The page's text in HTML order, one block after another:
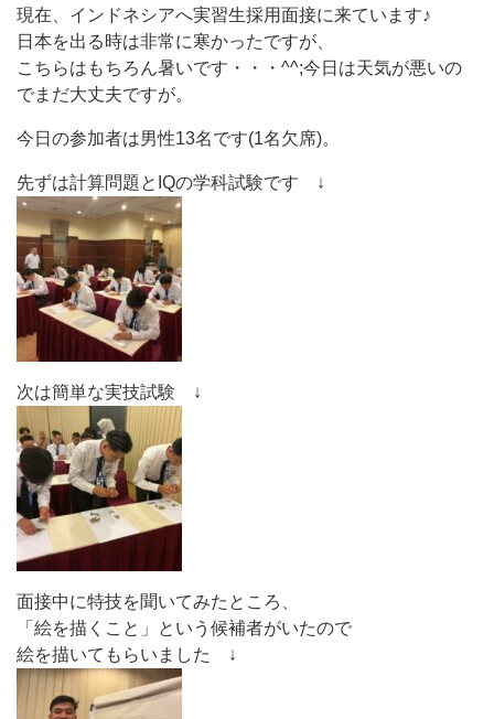
現在、インドネシアへ実習生採用面接に来ています♪
日本を出る時は非常に寒かったですが、
こちらはもちろん暑いです・・・^^;今日は天気が悪いの
でまだ大丈夫ですが。
今日の参加者は男性13名です(1名欠席)。
先ずは計算問題とIQの学科試験です ↓
次は簡単な実技試験 ↓
面接中に特技を聞いてみたところ、
「絵を描くこと」という候補者がいたので
絵を描いてもらいました ↓